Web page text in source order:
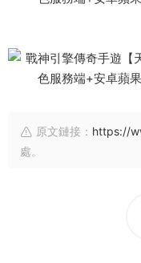
原文鏈接： https://
處。